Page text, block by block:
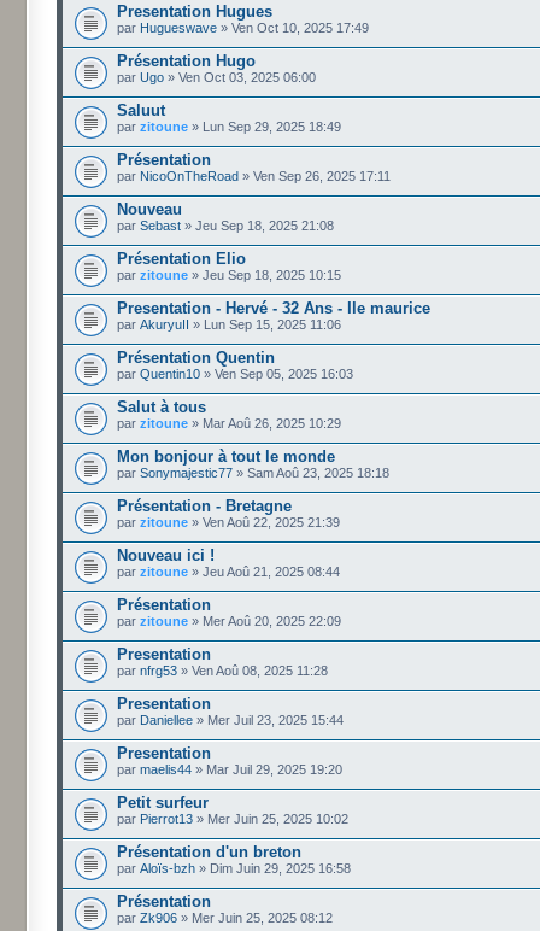
Presentation Hugues
par Hugueswave » Ven Oct 10, 2025 17:49
Présentation Hugo
par Ugo » Ven Oct 03, 2025 06:00
Saluut
par zitoune » Lun Sep 29, 2025 18:49
Présentation
par NicoOnTheRoad » Ven Sep 26, 2025 17:11
Nouveau
par Sebast » Jeu Sep 18, 2025 21:08
Présentation Elio
par zitoune » Jeu Sep 18, 2025 10:15
Presentation - Hervé - 32 Ans - Ile maurice
par AkuryuII » Lun Sep 15, 2025 11:06
Présentation Quentin
par Quentin10 » Ven Sep 05, 2025 16:03
Salut à tous
par zitoune » Mar Aoû 26, 2025 10:29
Mon bonjour à tout le monde
par Sonymajestic77 » Sam Aoû 23, 2025 18:18
Présentation - Bretagne
par zitoune » Ven Aoû 22, 2025 21:39
Nouveau ici !
par zitoune » Jeu Aoû 21, 2025 08:44
Présentation
par zitoune » Mer Aoû 20, 2025 22:09
Presentation
par nfrg53 » Ven Aoû 08, 2025 11:28
Presentation
par Daniellee » Mer Juil 23, 2025 15:44
Presentation
par maelis44 » Mar Juil 29, 2025 19:20
Petit surfeur
par Pierrot13 » Mer Juin 25, 2025 10:02
Présentation d'un breton
par Aloïs-bzh » Dim Juin 29, 2025 16:58
Présentation
par Zk906 » Mer Juin 25, 2025 08:12